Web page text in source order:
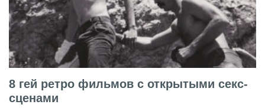
8 гей ретро фильмов с открытыми секс-
сценами